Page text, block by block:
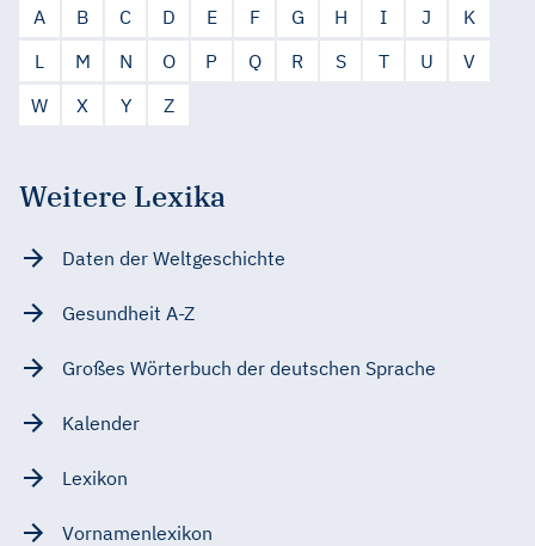
A B C D E F G H I J
K
L
M N O P Q R S T U
V
W
X Y Z
Weitere Lexika
Daten der Weltgeschichte
Gesundheit A-Z
Großes Wörterbuch der deutschen Sprache
Kalender
Lexikon
Vornamenlexikon